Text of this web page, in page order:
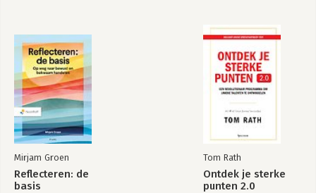
algorithms for combinatorial auctions; K. Akcoglu, et al. 24. A
finite states contraction algorithm for dynamic models; J.X. Li.
25. Traffic network equilibrium and the environment; A.
Nagurney, et al. 26. Mathematical model of technology diffusion
in developing countries; Ding Zhang, et al. 27. Estimation of
Stochastic Volatility Models; F. Bartolucci, G. De Luca. 28.
Genetic programming with syntactic restrictions applied to
financial volatility forecasting; G. Zumbach, et al. 29. Simulation-
based tests of PTM; L. Khalaf, M. Kichian. 30. Credit risk
assessment using a multicriteria hierarchical discrimination
approach; K. Kosmidou, et al.
Mirjam Groen
Reflecteren: de
basis
Tom Rath
Ontdek je sterke
punten 2.0